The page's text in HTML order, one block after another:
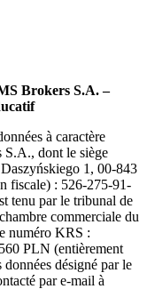
Brokers S.A. –
à caractère
dont le siège
1, 00-843
fiscale) : 526-275-91-
tenu par le tribunal de
commerciale du
numéro KRS :
PLN (entièrement
désigné par le
par e-mail à